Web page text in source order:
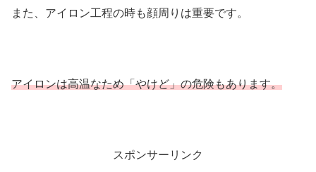
また、アイロン工程の時も顔周りは重要です。
アイロンは高温なため「やけど」の危険もあります。
スポンサーリンク